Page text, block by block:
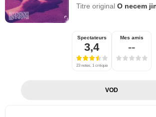
Titre originalO necem
Spectateurs
3,4
23 notes, 1 critique
Mes amis
--
VOD